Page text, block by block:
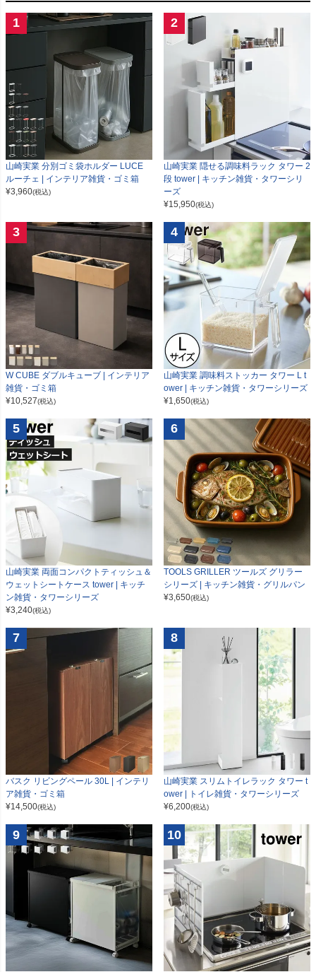
1
山崎実業 分別ゴミ袋ホルダー LUCE
ルーチェ | インテリア雑貨・ゴミ箱
¥3,960(税込)
2
山崎実業 隠せる調味料ラック タワー 2
段 tower | キッチン雑貨・タワーシリ
ーズ
¥15,950(税込)
3
W CUBE ダブルキューブ | インテリア
雑貨・ゴミ箱
¥10,527(税込)
4
山崎実業 調味料ストッカー タワー L t
ower | キッチン雑貨・タワーシリーズ
¥1,650(税込)
5
山崎実業 両面コンパクトティッシュ＆
ウェットシートケース tower | キッチ
ン雑貨・タワーシリーズ
¥3,240(税込)
6
TOOLS GRILLER ツールズ グリラー
シリーズ | キッチン雑貨・グリルパン
¥3,650(税込)
7
バスク リビングペール 30L | インテリ
ア雑貨・ゴミ箱
¥14,500(税込)
8
山崎実業 スリムトイレラック タワー t
ower | トイレ雑貨・タワーシリーズ
¥6,200(税込)
9 10